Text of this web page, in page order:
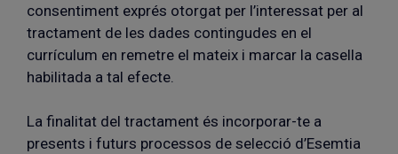
consentiment exprés otorgat per l’interessat per al
tractament de les dades contingudes en el
currículum en remetre el mateix i marcar la casella
habilitada a tal efecte.
La finalitat del tractament és incorporar-te a
presents i futurs processos de selecció d’Esemtia